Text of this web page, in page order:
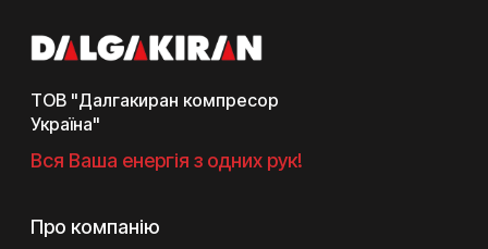
ТОВ "Далгакиран компресор
Україна"
Вся Ваша енергія з одних рук!
Про компанію